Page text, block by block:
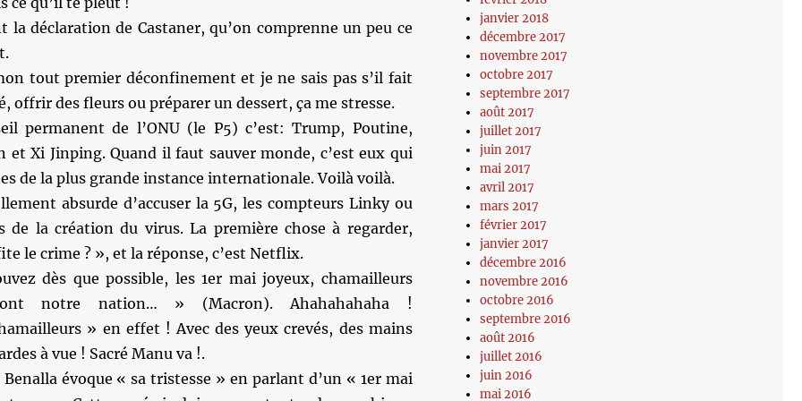
la déclaration de Castaner, qu’on comprenne un peu ce
tout premier déconfinement et je ne sais pas s’il fait
offrir des fleurs ou préparer un dessert, ça me stresse.
permanent de l’ONU (le P5) c’est: Trump, Poutine,
et Xi Jinping. Quand il faut sauver monde, c’est eux qui
de la plus grande instance internationale. Voilà voilà.
absurde d’accuser la 5G, les compteurs Linky ou
de la création du virus. La première chose à regarder,
le crime ? », et la réponse, c’est Netflix.
dès que possible, les 1er mai joyeux, chamailleurs
notre nation… » (Macron). Ahahahahaha !
» en effet ! Avec des yeux crevés, des mains
à vue ! Sacré Manu va !.
évoque « sa tristesse » en parlant d’un « 1er mai
janvier 2018
décembre 2017
novembre 2017
octobre 2017
septembre 2017
août 2017
juillet 2017
juin 2017
mai 2017
avril 2017
mars 2017
février 2017
janvier 2017
décembre 2016
novembre 2016
octobre 2016
septembre 2016
août 2016
juillet 2016
juin 2016
mai 2016